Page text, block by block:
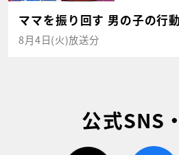
ママを振り回す 男の子の行
8月4日(火)放送分
公式SNS
twitter